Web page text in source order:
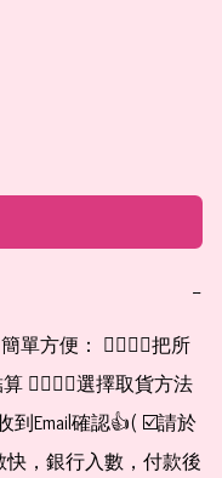
−
👉🏻👉🏻選擇取貨方法
到Email確認👍( ☑️請於
快，銀行入數，付款後